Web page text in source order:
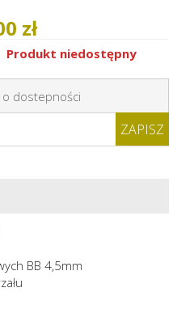
zł
Produkt niedostępny
dostepności
ZAPISZ
BB 4,5mm